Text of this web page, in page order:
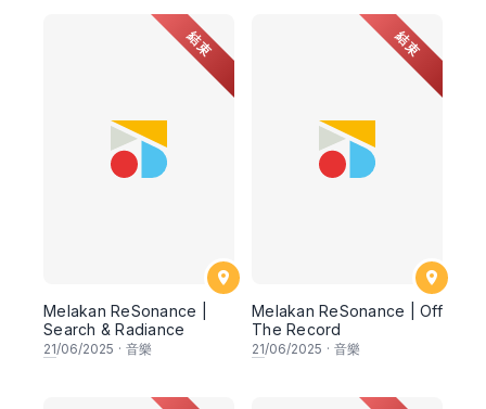
結束
Melakan ReSonance |
Search & Radiance
21/06/2025 · 音樂
結束
Melakan ReSonance | Off
The Record
21/06/2025 · 音樂